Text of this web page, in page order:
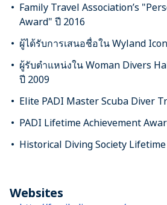
Family Travel Association’s
Award" ปี 2016
ผู้ได้รับการเสนอชื่อใน Wyland
ผู้รับตำแหน่งใน Woman Divers
ปี 2009
Elite PADI Master Scuba Diver
PADI Lifetime Achievement
Historical Diving Society
Websites